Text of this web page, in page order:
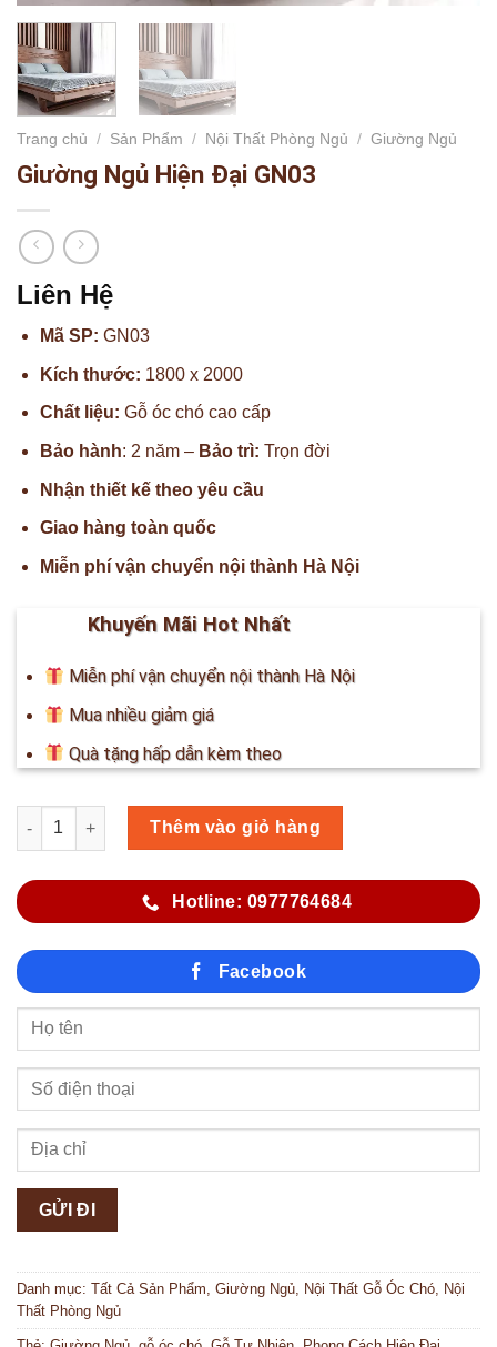
Trang chủ / Sản Phẩm / Nội Thất Phòng Ngủ / Giường Ngủ
Giường Ngủ Hiện Đại GN03
Liên Hệ
Mã SP: GN03
Kích thước: 1800 x 2000
Chất liệu: Gỗ óc chó cao cấp
Bảo hành: 2 năm – Bảo trì: Trọn đời
Nhận thiết kế theo yêu cầu
Giao hàng toàn quốc
Miễn phí vận chuyển nội thành Hà Nội
Khuyến Mãi Hot Nhất
Miễn phí vận chuyển nội thành Hà Nội
Mua nhiều giảm giá
Quà tặng hấp dẫn kèm theo
Số lượng
Thêm vào giỏ hàng
Hotline: 0977764684
Facebook
Danh mục: Tất Cả Sản Phẩm, Giường Ngủ, Nội Thất Gỗ Óc Chó, Nội
Thất Phòng Ngủ